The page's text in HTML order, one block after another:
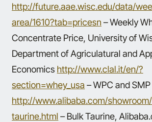
http://future.aae.wisc.edu/data/
area/1610?tab=pricesn – Weekly
Concentrate Price, University of
Department of Agriculatural and
Economics http://www.clal.it/en/?
section=whey_usa – WPC and
http://www.alibaba.com/
taurine.html – Bulk Taurine,